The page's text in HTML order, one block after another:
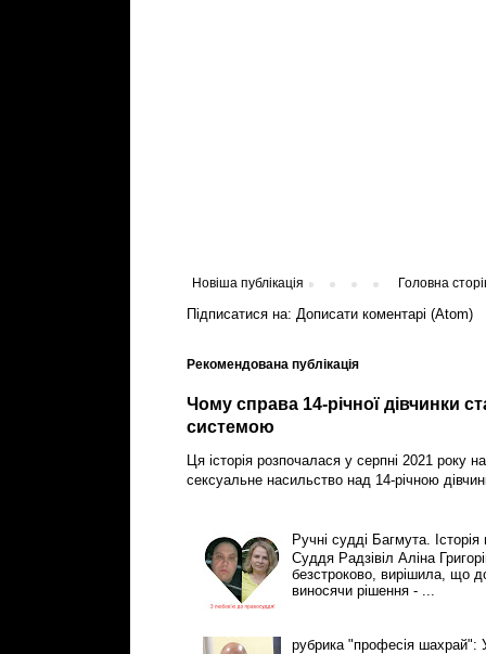
Новіша публікація Головна
Підписатися на: Дописати коментарі (Atom)
Рекомендована публікація
Чому справа 14-річної дівчинки
системою
Ця історія розпочалася у серпні 2021 року
сексуальне насильство над 14-річною
Ручні судді Багмута.
Суддя Радзівіл Аліна
безстроково, вирішила, що
виносячи рішення - ...
рубрика "професія шахрай":